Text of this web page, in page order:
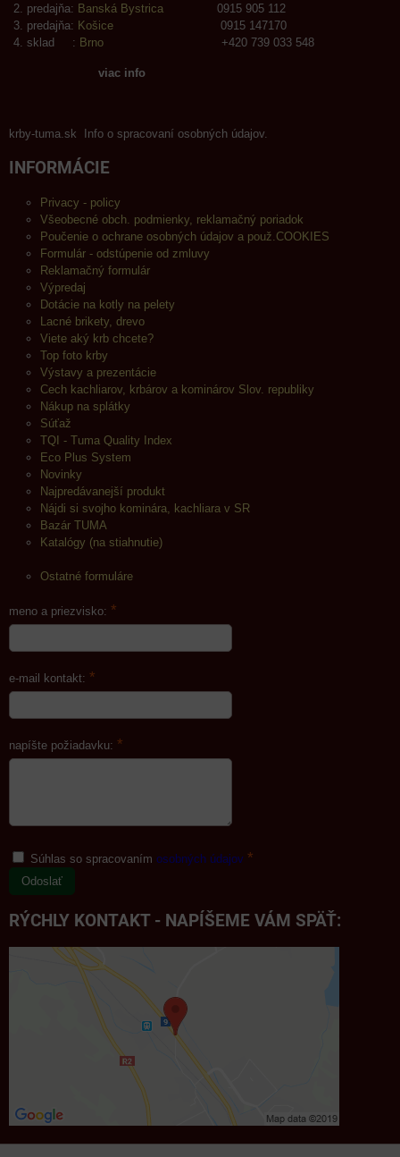
predajňa: Banská Bystrica 0915 905 112
predajňa: Košice 0915 147170
sklad : Brno +420 739 033 548
viac info
krby-tuma.sk Info o spracovaní osobných údajov.
INFORMÁCIE
Privacy - policy
Všeobecné obch. podmienky, reklamačný poriadok
Poučenie o ochrane osobných údajov a použ.COOKIES
Formulár - odstúpenie od zmluvy
Reklamačný formulár
Výpredaj
Dotácie na kotly na pelety
Lacné brikety, drevo
Viete aký krb chcete?
Top foto krby
Výstavy a prezentácie
Cech kachliarov, krbárov a kominárov Slov. republiky
Nákup na splátky
Súťaž
TQI - Tuma Quality Index
Eco Plus System
Novinky
Najpredávanejší produkt
Nájdi si svojho kominára, kachliara v SR
Bazár TUMA
Katalógy (na stiahnutie)
Ostatné formuláre
meno a priezvisko: *
e-mail kontakt: *
napíšte požiadavku: *
Súhlas so spracovaním osobných údajov *
Odoslať
RÝCHLY KONTAKT - NAPÍŠEME VÁM SPÄŤ: